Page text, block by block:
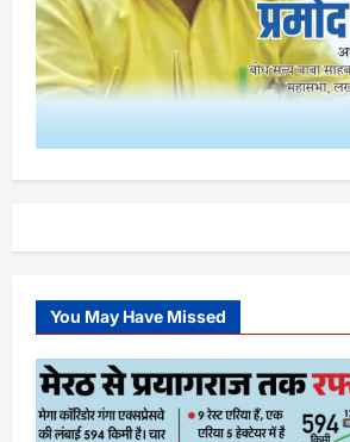
You May Have Missed